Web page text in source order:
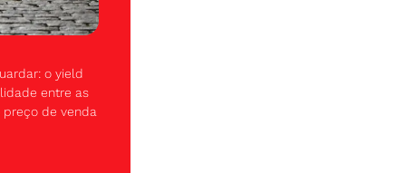
o yield
entre as
de venda